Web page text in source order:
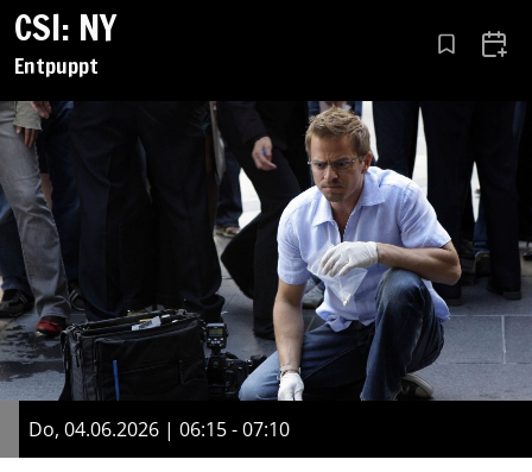
CSI: NY
Entpuppt Aus den
Do, 04.06.2026 | 06:15 - 07:10